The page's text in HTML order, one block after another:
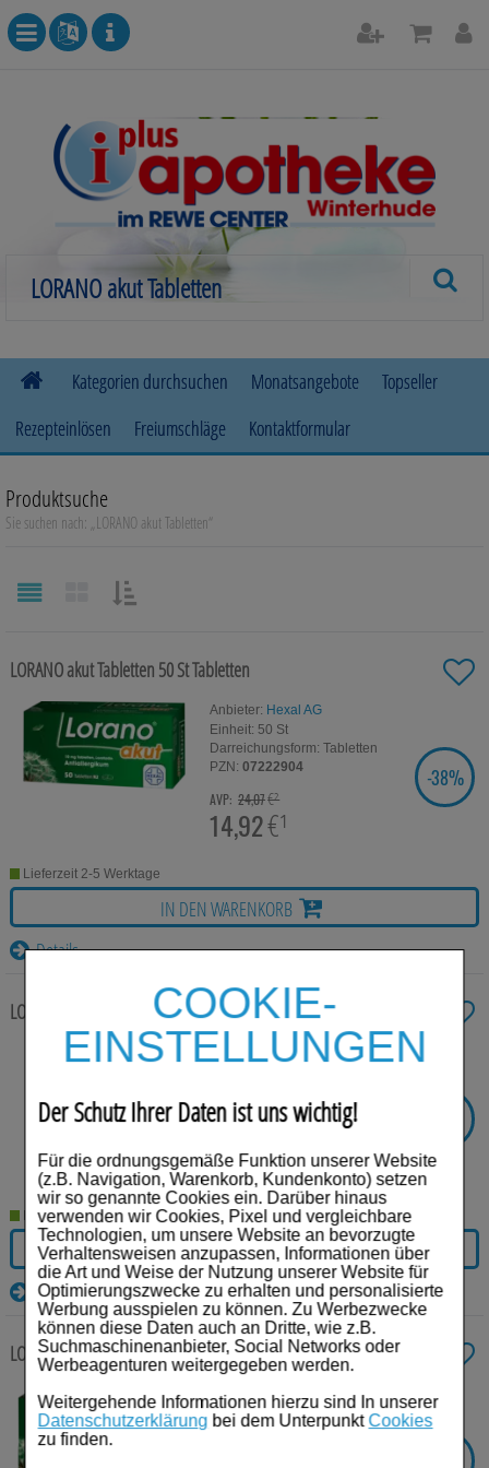
COOKIE-
EINSTELLUNGEN
Der Schutz Ihrer Daten ist uns wichtig!
Für die ordnungsgemäße Funktion unserer Website
(z.B. Navigation, Warenkorb, Kundenkonto) setzen
wir so genannte Cookies ein. Darüber hinaus
verwenden wir Cookies, Pixel und vergleichbare
Technologien, um unsere Website an bevorzugte
Verhaltensweisen anzupassen, Informationen über
die Art und Weise der Nutzung unserer Website für
Optimierungszwecke zu erhalten und personalisierte
Werbung ausspielen zu können. Zu Werbezwecke
können diese Daten auch an Dritte, wie z.B.
Suchmaschinenanbieter, Social Networks oder
Werbeagenturen weitergegeben werden.
Weitergehende Informationen hierzu sind In unserer
Datenschutzerklärung bei dem UnterpunktCookies
zu finden.
Kategorien durchsuchen
Allergie
Auge, Ohr, Nase & Mund
Erkältungskrankheiten
Haut, Haare & Nägel
Herz, Kreislauf & Gefäße
Magen/Darm & Leber/Galle
Für Kinder
Für Ihn
Schwangerschaft & Stillzeit
Raucherentwöhnung
Gesundheit & Fitness
Kosmetika & Parfümerieartikel
Körperpflege
Tablettenspender & Tablettenteiler
Tierarzneimittel
Bonbons
Tee
Monatsangebote
Topseller
Rezepteinlösen
Freiumschläge Kontaktformular
Produktsuche
Sie suchen nach: LORANO akut Tabletten
LORANO akut Tabletten 50 StTabletten
Anbieter: Hexal AG
Einheit: 50 St
Darreichungsform: Tabletten
PZN: 07222904
AVP: 24,07€²
14,92€¹
SIE SPAREN
-38%
Lieferzeit 2-5 Werktage
IN DEN WARENKORB
Details
LORANO akut Tabletten20 StTabletten
Anbieter:
Hexal AG
PZN: 07222502
6,73€¹
SIE SPAREN
Lieferzeit 2-5 Werktage
IN DEN WARENKORB
Details
LORANO akut Tabletten100 StTabletten
Anbieter:
Hexal AG
Einheit: 100St
Darreichungsform:
Tabletten
SIE SPAREN